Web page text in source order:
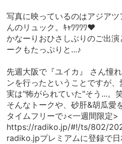
写真に映っているのはアジア
んのリュック。ｷｬﾜﾜﾜﾜ❤︎
かなーりおひさしぶりのご出
ークもたっぷりと...♪
先週大阪で『ユイカ』 さん憧
ンを行ったということですが
実は"怖がられていた"そう...。
そんなトークや、砂肝&胡瓜愛
タイムフリーで♪<一週間限定>
https://radiko.jp/#!/ts/802/
radiko.jpプレミアムに登録で日